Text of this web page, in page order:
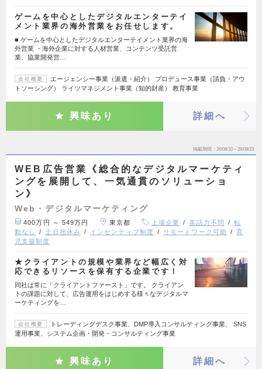
ゲームを中心としたデジタルエンターテイ
メント業界の海外営業をお任せします。
■ ゲームを中心としたデジタルエンターテイメント業界の海
外営業 ・海外企業に対する人材営業、コンテンツ受託営
業、協業開発営…
会社概要
エージェンシー事業（派遣・紹介） プロデュース事業（請負・アウ
トソーシング） ライツマネジメント事業（知的財産） 教育事業
興味あり 詳細へ
掲載期間 26/08/10～26/08/23
WEB広告営業《総合的なデジタルマーケティ
ングを展開して、一気通貫のソリューショ
ン》
Web・デジタルマーケティング
400万円 ～ 549万円 東京都 上場企業 英語力不問
転
勤なし
土日祝休み インセンティブ制度 リモートワーク可能
育
児支援制度
★クライアントの規模や業界など幅広く対
応できるリソースを保有する企業です！
同社は常に「クライアントファースト」です。 クライアン
トの課題に対して、広告運用をはじめする様々なデジタルマ
ーケティングを…
会社概要
トレーディングデスク事業、DMP導入コンサルティング事業、 SNS
運用事業、システム企画・開発・コンサルティング事業
興味あり 詳細へ